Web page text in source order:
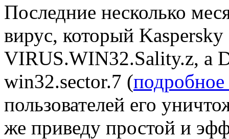
Последние несколько
вирус, который Kaspersky
VIRUS.WIN32.Sality.z, а
win32.sector.7 (
пользователей его
же приведу простой и